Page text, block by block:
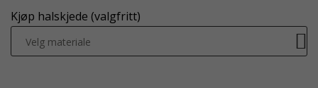
Kjøp halskjede (valgfritt)
Velg materiale